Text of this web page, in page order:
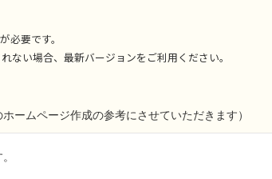
が必要です。
ない場合、最新バージョンをご利用ください。